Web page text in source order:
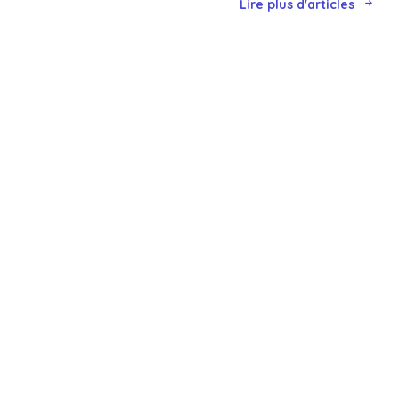
Lire plus d'articles